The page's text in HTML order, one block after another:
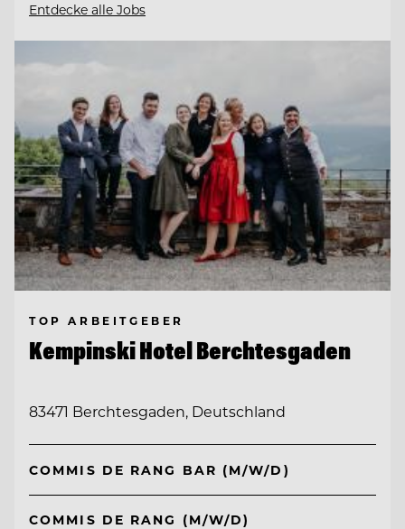
Entdecke alle Jobs
TOP ARBEITGEBER
Kempinski Hotel Berchtesgaden
83471 Berchtesgaden, Deutschland
COMMIS DE RANG BAR (M/W/D)
COMMIS DE RANG (M/W/D)